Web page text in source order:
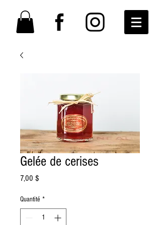
Gelée de cerises
7,00 $
Quantité *